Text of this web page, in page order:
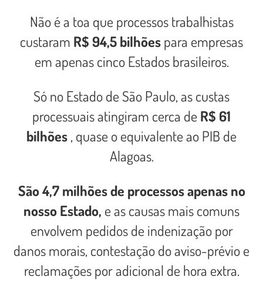
Não é a toa que processos trabalhistas
custaram R$ 94,5 bilhõespara empresas
em apenas cinco Estados brasileiros.
Só no Estado de São Paulo, as custas
processuais atingiram cerca de R$ 61
bilhões, quase o equivalente ao PIB de
Alagoas.
São 4,7 milhões de processos apenas no
nosso Estado, e as causas mais comuns
envolvem pedidos de indenização por
danos morais, contestação do aviso-prévio e
reclamações por adicional de hora extra.